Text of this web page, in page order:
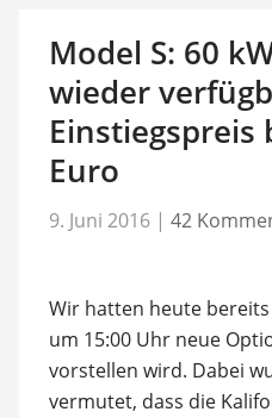
Model S: 60
wieder
Einstiegspreis
Euro
9. Juni 2016 | 42
Wir hatten heute
um 15:00 Uhr neue
vorstellen wird. Dabei
vermutet, dass die